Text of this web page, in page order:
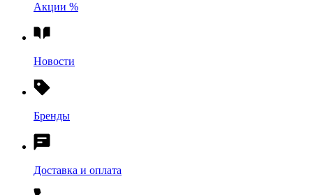
Акции %
Новости
Бренды
Доставка и оплата